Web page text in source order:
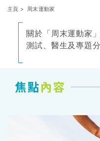
主頁 > 周末運動家
關於「周末運動家
測試、醫生及專題